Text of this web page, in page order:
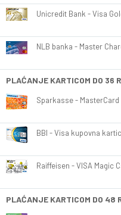
Unicredit Bank - Visa
NLB banka - Master
PLAĆANJE KARTICOM DO 36
Sparkasse -
BBI - Visa kupovna
Raiffeisen - VISA Magic
PLAĆANJE KARTICOM DO 48